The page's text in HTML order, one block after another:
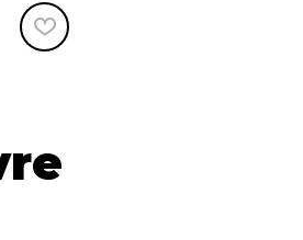
Disques compacts et
DVDs